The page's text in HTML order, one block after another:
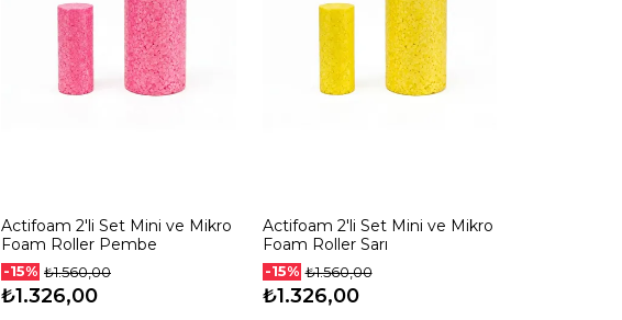
Actifoam 2'li Set Mini ve Mikro
Foam Roller Pembe
-15% ₺1.560,00
₺1.326,00
Actifoam 2'li Set Mini ve Mikro
Foam Roller Sarı
-15% ₺1.560,00
₺1.326,00